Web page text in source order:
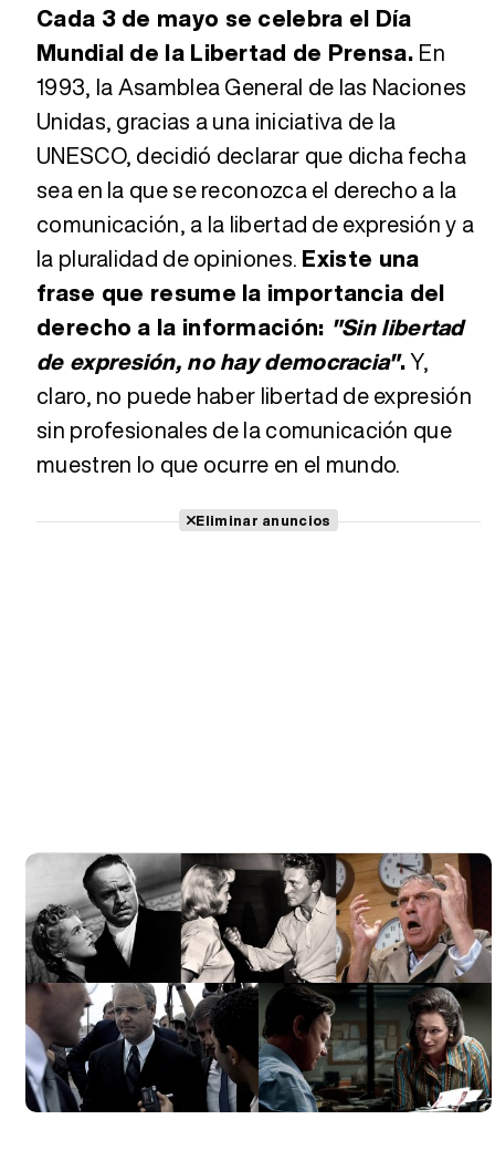
Cada 3 de mayo se celebra el Día
Mundial de la Libertad de Prensa. En
1993, la Asamblea General de las Naciones
Unidas, gracias a una iniciativa de la
UNESCO, decidió declarar que dicha fecha
sea en la que se reconozca el derecho a la
comunicación, a la libertad de expresión y a
la pluralidad de opiniones. Existe una
frase que resume la importancia del
derecho a la información: "Sin libertad
de expresión, no hay democracia".Y,
claro, no puede haber libertad de expresión
sin profesionales de la comunicación que
muestren lo que ocurre en el mundo.
Eliminar anuncios